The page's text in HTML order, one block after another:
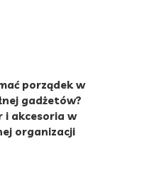
porządek w
gadżetów?
akcesoria w
organizacji